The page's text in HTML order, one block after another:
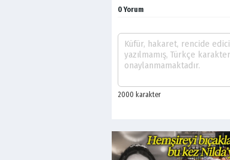
0 Yorum